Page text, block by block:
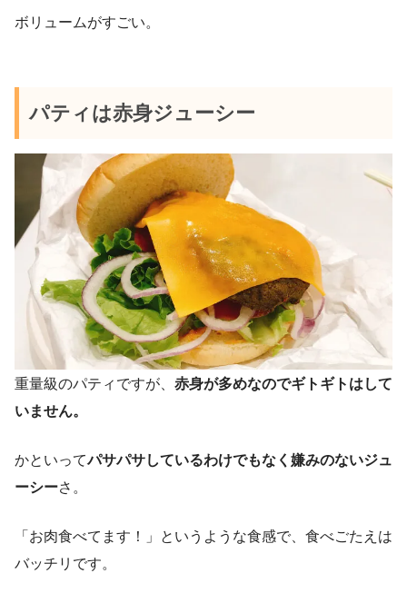
ボリュームがすごい。
パティは赤身ジューシー
重量級のパティですが、 赤身が多めなのでギトギトはして
いません。
かといってパサパサしているわけでもなく嫌みのないジュ
ーシーさ。
「お肉食べてます！」というような食感で、食べごたえは
バッチリです。